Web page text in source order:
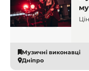
Музичні виконавці
Дніпро